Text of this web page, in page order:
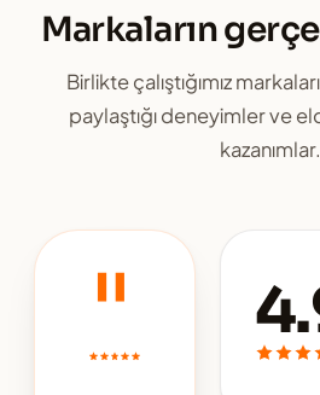
Markaların
Birlikte çalıştığımız
paylaştığı deneyimler ve
kazanımlar.
"